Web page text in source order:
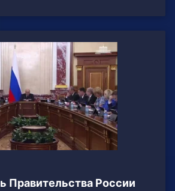
Правительства России